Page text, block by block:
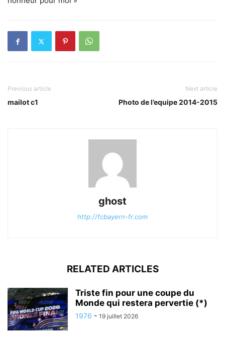
Previous article
mailot c1
Next article
Photo de l’equipe 2014-2015
ghost
http://fcbayern-fr.com
RELATED ARTICLES
Triste fin pour une coupe du
Monde qui restera pervertie (*)
1976 - 19 juillet 2026